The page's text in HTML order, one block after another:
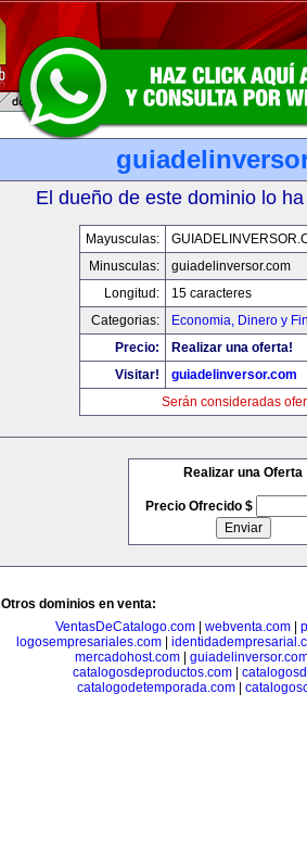
El dueño de este dominio lo
Mayusculas:
Minusculas:
guiadelinversor.com
Longitud:
15 caracteres
Categorias:
Economia, Dinero y
Precio:
Realizar una oferta!
Visitar!
guiadelinversor.com
Serán consideradas
Realizar una Oferta
Precio Ofrecido $
Otros dominios en venta:
VentasDeCatalogo.com| webventa.com|
logosempresariales.com|
mercadohost.com|
catalogosdeproductos.com
catalogodetemporada.com